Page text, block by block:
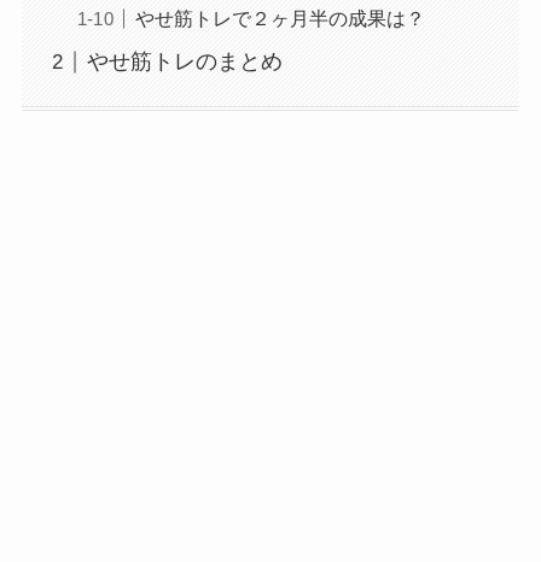
やせ筋トレで２ヶ月半の成果は？
やせ筋トレのまとめ